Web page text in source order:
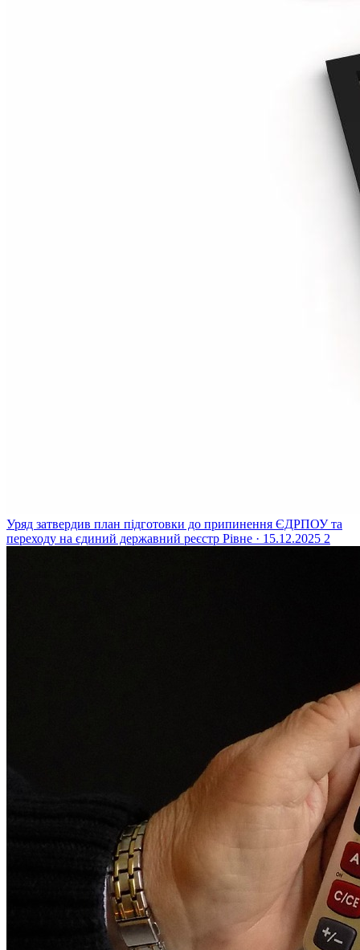
Уряд затвердив план підготовки до припинення ЄДРПОУ та
переходу на єдиний державний реєстр Рівне · 15.12.2025 2